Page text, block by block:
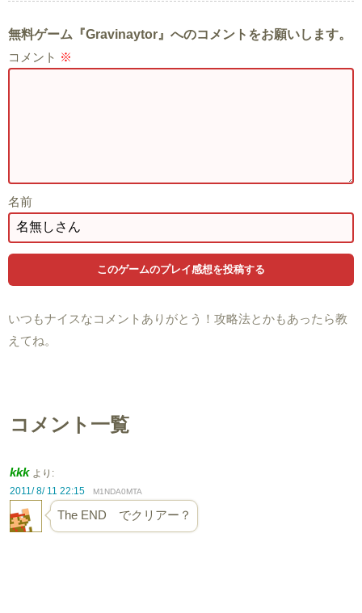
無料ゲーム『Gravinaytor』へのコメントをお願いします。
コメント ※
名前
いつもナイスなコメントありがとう！攻略法とかもあったら教
えてね。
コメント一覧
kkk より:
2011/ 8/ 11 22:15
M1NDA0MTA
The END でクリアー？